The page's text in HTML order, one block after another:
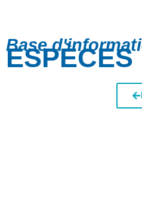
Base
ESPÈCES